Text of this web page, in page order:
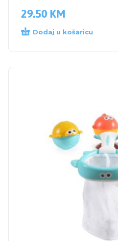
29.50 KM
Dodaj u košaricu